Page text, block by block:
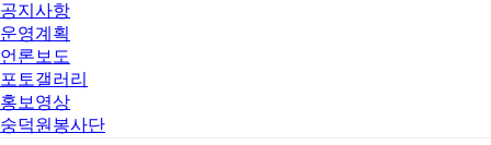
공지사항
운영계획
언론보도
포토갤러리
홍보영상
숭덕원봉사단